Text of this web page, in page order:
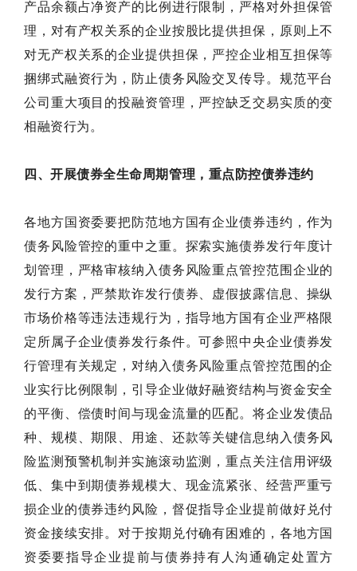
产品余额占净资产的比例进行限制，严格对外担保管
理，对有产权关系的企业按股比提供担保，原则上不
对无产权关系的企业提供担保，严控企业相互担保等
捆绑式融资行为，防止债务风险交叉传导。规范平台
公司重大项目的投融资管理，严控缺乏交易实质的变
相融资行为。
四、开展债券全生命周期管理，重点防控债券违约
各地方国资委要把防范地方国有企业债券违约，作为
债务风险管控的重中之重。探索实施债券发行年度计
划管理，严格审核纳入债务风险重点管控范围企业的
发行方案，严禁欺诈发行债券、虚假披露信息、操纵
市场价格等违法违规行为，指导地方国有企业严格限
定所属子企业债券发行条件。可参照中央企业债券发
行管理有关规定，对纳入债务风险重点管控范围的企
业实行比例限制，引导企业做好融资结构与资金安全
的平衡、偿债时间与现金流量的匹配。将企业发债品
种、规模、期限、用途、还款等关键信息纳入债务风
险监测预警机制并实施滚动监测，重点关注信用评级
低、集中到期债券规模大、现金流紧张、经营严重亏
损企业的债券违约风险，督促指导企业提前做好兑付
资金接续安排。对于按期兑付确有困难的，各地方国
资委要指导企业提前与债券持有人沟通确定处置方